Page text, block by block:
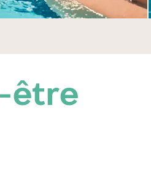
être